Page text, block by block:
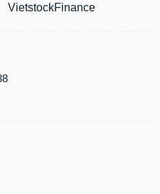
VietstockFinance